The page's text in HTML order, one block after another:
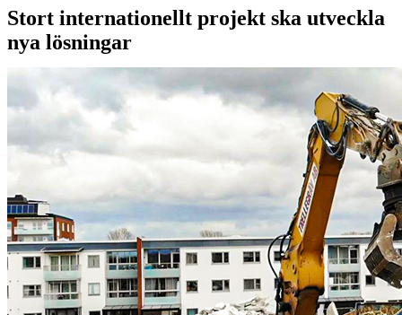
Stort internationellt projekt ska utveckla
nya lösningar